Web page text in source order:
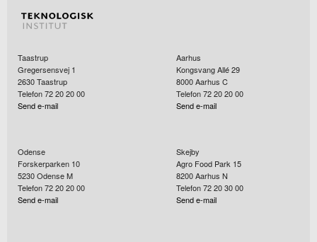
Taastrup
Gregersensvej 1
2630Taastrup
Telefon 72 20 20 00
Send e-mail
Aarhus
Kongsvang Allé 29
8000Aarhus C
Telefon 72 20 20 00
Send e-mail
Odense
Forskerparken 10
5230Odense M
Telefon 72 20 20 00
Send e-mail
Skejby
Agro Food Park 15
8200Aarhus N
Telefon 72 20 30 00
Send e-mail